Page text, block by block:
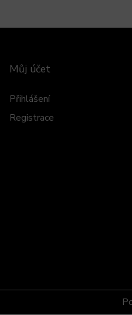
Můj účet
Přihlášení
Registrace